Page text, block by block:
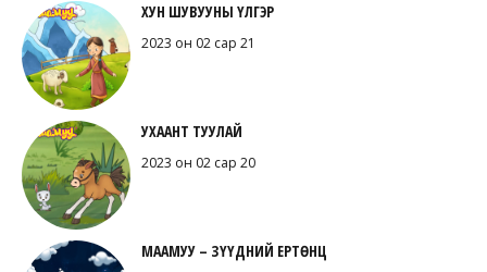
ХУН ШУВУУНЫ ҮЛГЭР
2023 он 02 сар 21
УХААНТ ТУУЛАЙ
2023 он 02 сар 20
МААМУУ – ЗҮҮДНИЙ ЕРТӨНЦ